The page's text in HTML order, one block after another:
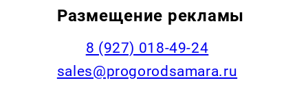
Размещение рекламы
8 (927) 018-49-24
sales@progorodsamara.ru